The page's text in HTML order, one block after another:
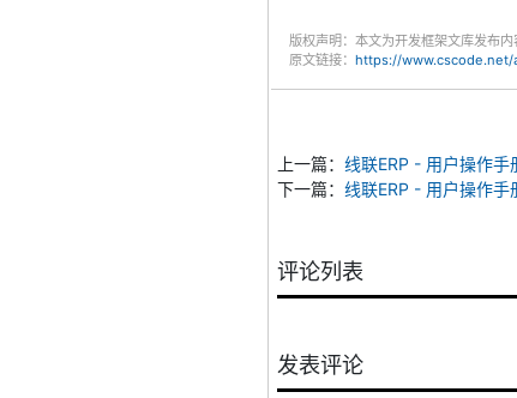
版权声明：本文为开发框架文库发布
原文链接： https://
上一篇： 线联ERP - 用户操作手
下一篇： 线联ERP - 用户操作手
评论列表
发表评论